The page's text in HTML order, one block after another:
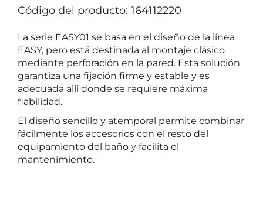
Código del producto: 164112220
La serie EASY01 se basa en el diseño de la línea
EASY, pero está destinada al montaje clásico
mediante perforación en la pared. Esta solución
garantiza una fijación firme y estable y es
adecuada allí donde se requiere máxima
fiabilidad.
El diseño sencillo y atemporal permite combinar
fácilmente los accesorios con el resto del
equipamiento del baño y facilita el
mantenimiento.